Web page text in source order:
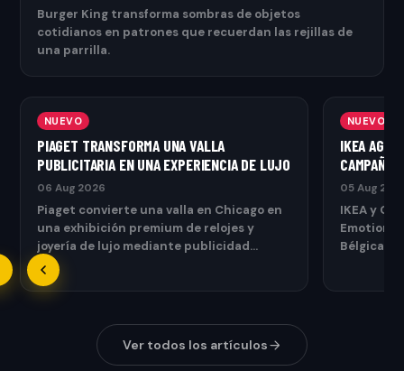
Burger King transforma sombras de objetos
cotidianos en patrones que recuerdan las rejillas de
una parrilla.
NUEVO
PIAGET TRANSFORMA UNA VALLA
PUBLICITARIA EN UNA EXPERIENCIA DE LUJO
06 Aug 2026
Piaget convierte una valla en Chicago en
una exhibición premium de relojes y
joyería de lujo mediante publicidad
exterior.
NUEVO
IKEA
CAMPAÑA
05 Aug
IKEA y
Emotional
Bélgica
Ver todos los artículos